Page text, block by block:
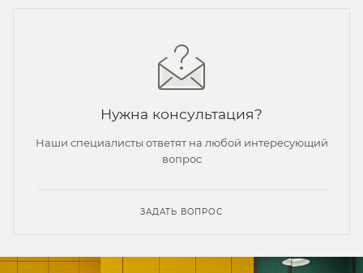
Нужна консультация?
Наши специалисты ответят на любой интересующий
вопрос
ЗАДАТЬ ВОПРОС